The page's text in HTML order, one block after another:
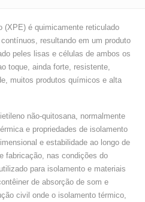
(XPE) é quimicamente reticulado
resultando em um produto
peles lisas e células de ambos os
toque, ainda forte, resistente,
muitos produtos químicos e alta
não-quitosana, normalmente
e propriedades de isolamento
e estabilidade ao longo de
fabricação, nas condições do
para isolamento e materiais
de absorção de som e
civil onde o isolamento térmico,